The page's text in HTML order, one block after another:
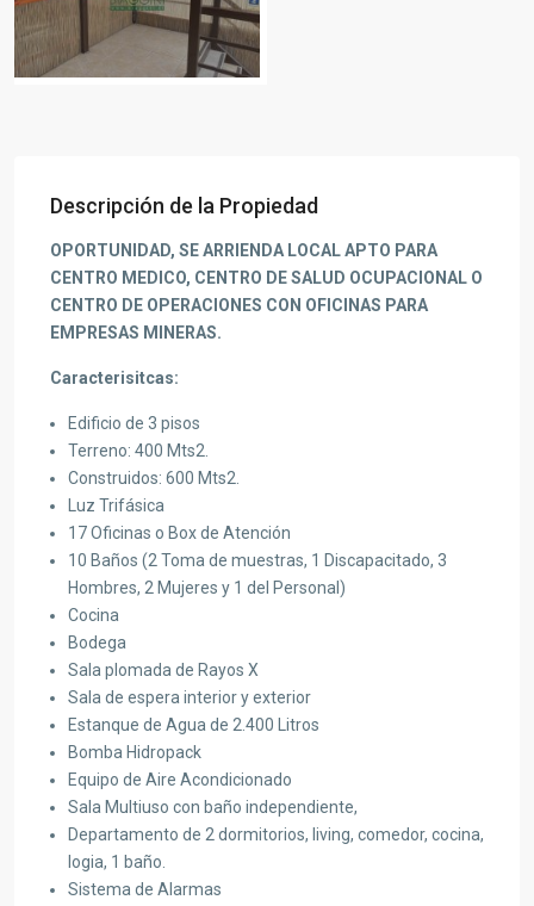
Descripción de la Propiedad
OPORTUNIDAD, SE ARRIENDA LOCAL APTO PARA
CENTRO MEDICO, CENTRO DE SALUD OCUPACIONAL O
CENTRO DE OPERACIONES CON OFICINAS PARA
EMPRESAS MINERAS.
Caracterisitcas:
Edificio de 3 pisos
Terreno: 400 Mts2.
Construidos: 600 Mts2.
Luz Trifásica
17 Oficinas o Box de Atención
10 Baños (2 Toma de muestras, 1 Discapacitado, 3
Hombres, 2 Mujeres y 1 del Personal)
Cocina
Bodega
Sala plomada de Rayos X
Sala de espera interior y exterior
Estanque de Agua de 2.400 Litros
Bomba Hidropack
Equipo de Aire Acondicionado
Sala Multiuso con baño independiente,
Departamento de 2 dormitorios, living, comedor, cocina,
logia, 1 baño.
Sistema de Alarmas